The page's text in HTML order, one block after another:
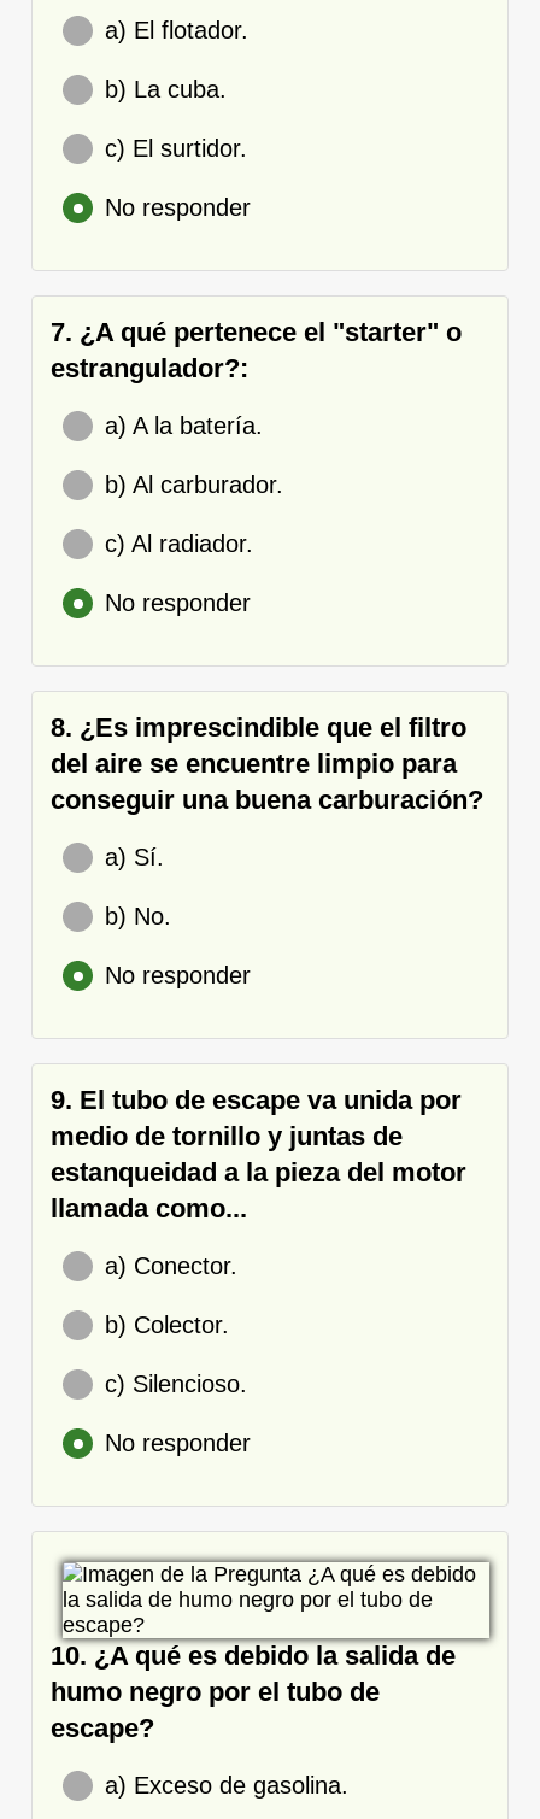
a) El flotador.
b) La cuba.
c) El surtidor.
No responder
7. ¿A qué pertenece el "starter" o
estrangulador?:
a) A la batería.
b) Al carburador.
c) Al radiador.
No responder
8. ¿Es imprescindible que el filtro
del aire se encuentre limpio para
conseguir una buena carburación?
a) Sí.
b) No.
No responder
9. El tubo de escape va unida por
medio de tornillo y juntas de
estanqueidad a la pieza del motor
llamada como...
a) Conector.
b) Colector.
c) Silencioso.
No responder
10. ¿A qué es debido la salida de
humo negro por el tubo de
escape?
a) Exceso de gasolina.